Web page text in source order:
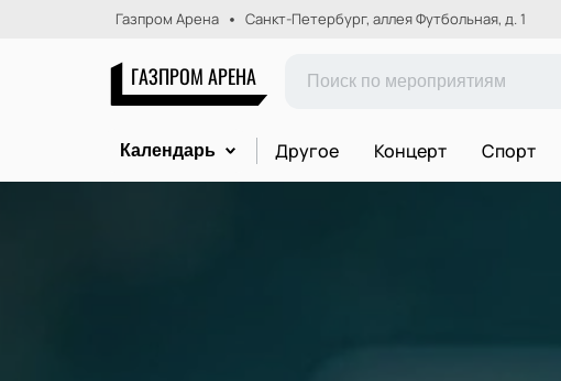
Газпром Арена Санкт-Петербург, аллея Футбольная, д. 1
ГАЗПРОМ АРЕНА
Календарь Другое Концерт Спорт